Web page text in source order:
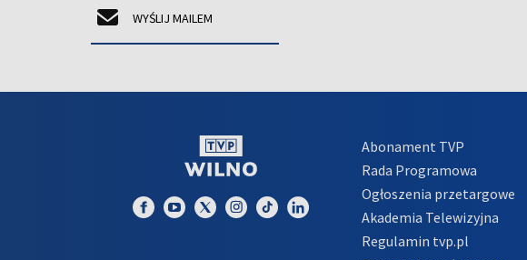
WYŚLIJ MAILEM
Abonament TVP
Rada Programowa
Ogłoszenia przetargowe
Akademia Telewizyjna
Regulamin tvp.pl